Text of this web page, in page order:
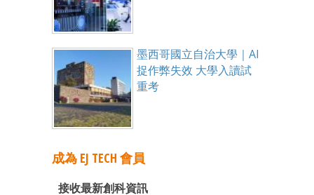
墨西哥國立自治大學｜AI
捉作弊失效 大學入讀試
重考
成為 EJ TECH 會員
接收最新創科資訊